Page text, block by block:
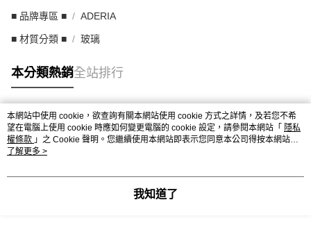
■ 品牌專區 ■ ADERIA
■ 材質分類 ■ 玻璃
本分類熱銷全站排行
熱門標籤
本網站中使用 cookie，欲查詢有關本網站使用 cookie 方式之詳情，及若您不希
望在電腦上使用 cookie 時應如何變更電腦的 cookie 設定，請參閱本網站「 隱私
權條款 」之 Cookie 聲明。您繼續使用本網站即表示您同意本公司得按本網站使
用條款之 Cookie 聲明使用 cookie。
了解更多 >
我知道了